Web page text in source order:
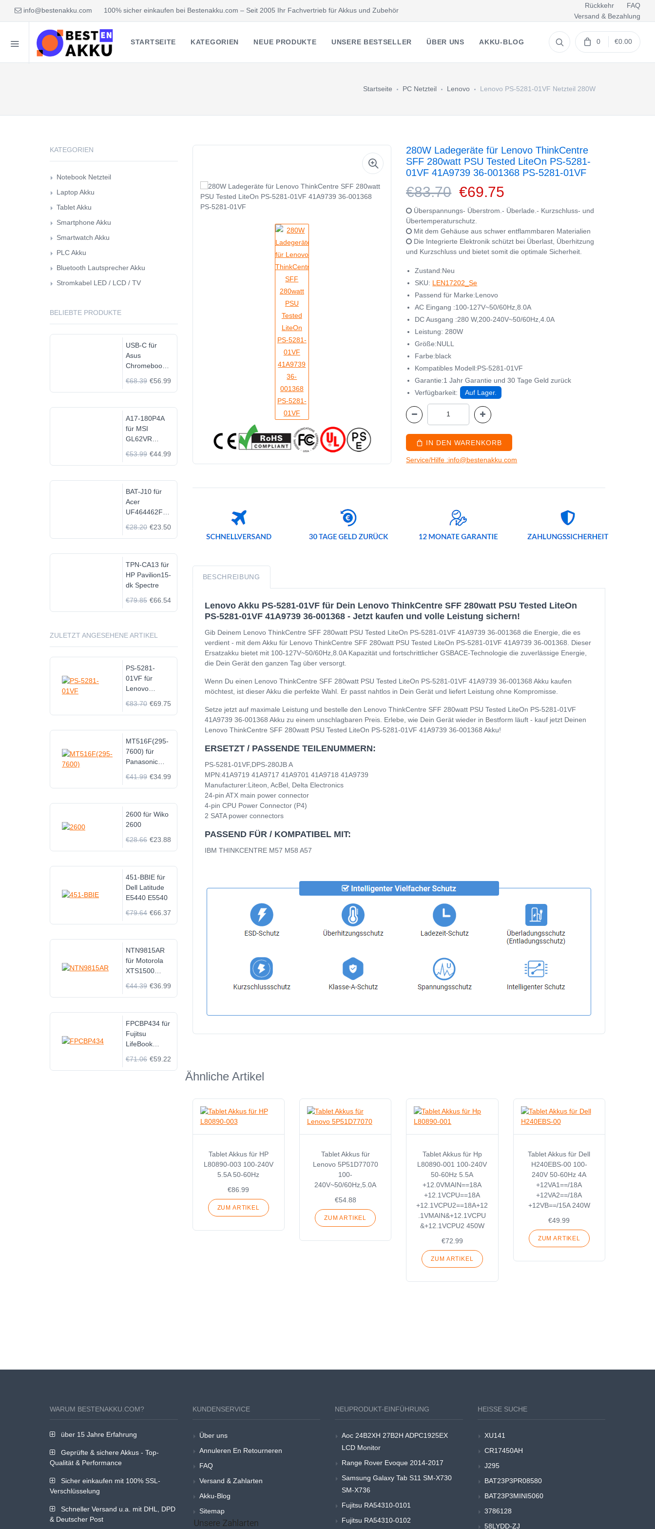
info@bestenakku.com 100% sicher einkaufen bei Bestenakku.com – Seit 2005 Ihr Fachvertrieb für Akkus und Zubehör
Rückkehr
FAQ
Versand & Bezahlung
STARTSEITE KATEGORIEN NEUE PRODUKTE UNSERE BESTSELLER ÜBER UNS AKKU-BLOG 0 €0.00
Startseite PC Netzteil Lenovo Lenovo PS-5281-01VF Netzteil 280W
280W Ladegeräte für Lenovo ThinkCentre
SFF 280watt PSU Tested LiteOn PS-5281-
01VF 41A9739 36-001368 PS-5281-01VF
€83.70€69.75
Überspannungs- Überstrom.- Überlade.- Kurzschluss- und
Übertemperaturschutz.
Mit dem Gehäuse aus schwer entflammbaren Materialien
Die Integrierte Elektronik schützt bei Überlast, Überhitzung
und Kurzschluss und bietet somit die optimale Sicherheit.
Zustand:Neu
SKU: LEN17202_Se
Passend für Marke:Lenovo
AC Eingang :100-127V~50/60Hz,8.0A
DC Ausgang :280 W,200-240V~50/60Hz,4.0A
Leistung: 280W
Größe:NULL
Farbe:black
Kompatibles Modell:PS-5281-01VF
Garantie:1 Jahr Garantie und 30 Tage Geld zurück
Verfügbarkeit:
Auf Lager.
IN DEN WARENKORB
Service/Hilfe :info@bestenakku.com
BESCHREIBUNG
Lenovo Akku PS-5281-01VF für Dein Lenovo ThinkCentre SFF 280watt PSU Tested LiteOn
PS-5281-01VF 41A9739 36-001368 - Jetzt kaufen und volle Leistung sichern!
Gib Deinem Lenovo ThinkCentre SFF 280watt PSU Tested LiteOn PS-5281-01VF 41A9739 36-001368 die Energie, die es
verdient - mit dem Akku für Lenovo ThinkCentre SFF 280watt PSU Tested LiteOn PS-5281-01VF 41A9739 36-001368. Dieser
Ersatzakku bietet mit 100-127V~50/60Hz,8.0A Kapazität und fortschrittlicher GSBACE-Technologie die zuverlässige Energie,
die Dein Gerät den ganzen Tag über versorgt.
Wenn Du einen Lenovo ThinkCentre SFF 280watt PSU Tested LiteOn PS-5281-01VF 41A9739 36-001368 Akku kaufen
möchtest, ist dieser Akku die perfekte Wahl. Er passt nahtlos in Dein Gerät und liefert Leistung ohne Kompromisse.
Setze jetzt auf maximale Leistung und bestelle den Lenovo ThinkCentre SFF 280watt PSU Tested LiteOn PS-5281-01VF
41A9739 36-001368 Akku zu einem unschlagbaren Preis. Erlebe, wie Dein Gerät wieder in Bestform läuft - kauf jetzt Deinen
Lenovo ThinkCentre SFF 280watt PSU Tested LiteOn PS-5281-01VF 41A9739 36-001368 Akku!
ERSETZT / PASSENDE TEILENUMMERN:
PS-5281-01VF,DPS-280JB A
MPN:41A9719 41A9717 41A9701 41A9718 41A9739
Manufacturer:Liteon, AcBel, Delta Electronics
24-pin ATX main power connector
4-pin CPU Power Connector (P4)
2 SATA power connectors
PASSEND FÜR / KOMPATIBEL MIT:
IBM THINKCENTRE M57 M58 A57
Ähnliche Artikel
Tablet Akkus für HP
L80890-003 100-240V
5.5A 50-60Hz
€86.99
ZUM ARTIKEL
Tablet Akkus für
Lenovo 5P51D77070
100-
240V~50/60Hz,5.0A
€54.88
ZUM ARTIKEL
Tablet Akkus für Hp
L80890-001 100-240V
50-60Hz 5.5A
+12.0VMAIN==18A
+12.1VCPU==18A
+12.1VCPU2==18A+12
.1VMAIN&+12.1VCPU
&+12.1VCPU2 450W
€72.99
ZUM ARTIKEL
Tablet Akkus für Dell
H240EBS-00 100-
240V 50-60Hz 4A
+12VA1==/18A
+12VA2==/18A
+12VB==/15A 240W
€49.99
ZUM ARTIKEL
KATEGORIEN
Notebook Netzteil
Laptop Akku
Tablet Akku
Smartphone Akku
Smartwatch Akku
PLC Akku
Bluetooth Lautsprecher Akku
Stromkabel LED / LCD / TV
BELIEBTE PRODUKTE
USB-C für
Asus
Chromebook
€68.39 €56.99
A17-180P4A
für MSI
GL62VR
€53.99 €44.99
BAT-J10 für
Acer
UF464462F
€28.20 €23.50
TPN-CA13 für
HP Pavilion15-
dk Spectre
€79.85 €66.54
ZULETZT ANGESEHENE ARTIKEL
PS-5281-
01VF für
Lenovo
LiteOn PS-
5281-01VF
41A9739 36-
001368
€83.70 €69.75
MT516F(295-
7600) für
Panasonic
€41.99 €34.99
2600 für Wiko
2600
€28.66 €23.88
451-BBIE für
Dell Latitude
E5440 E5540
€79.64 €66.37
NTN9815AR
für Motorola
XTS1500
€44.39 €36.99
FPCBP434 für
Fujitsu
LifeBook
€71.06 €59.22
WARUM BESTENAKKU.COM?
über 15 Jahre Erfahrung
Geprüfte & sichere Akkus - Top-
Qualität & Performance
Sicher einkaufen mit 100% SSL-
Verschlüsselung
Schneller Versand u.a. mit DHL, DPD
& Deutscher Post
KUNDENSERVICE
Über uns
Annuleren En Retourneren
FAQ
Versand & Zahlarten
Akku-Blog
Sitemap
NEUPRODUKT-EINFÜHRUNG
Aoc 24B2XH 27B2H ADPC1925EX
LCD Monitor
Range Rover Evoque 2014-2017
Samsung Galaxy Tab S11 SM-X730
SM-X736
Fujitsu RA54310-0101
Fujitsu RA54310-0102
HEISSE SUCHE
XU141
CR17450AH
J295
BAT23P3PR08580
BAT23P3MINI5060
3786128
58LYDD-ZJ